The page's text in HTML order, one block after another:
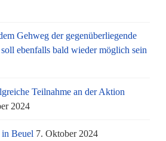
Gehweg der gegenüberliegende
ebenfalls bald wieder möglich sein
Teilnahme an der Aktion
2024
Beuel 7. Oktober 2024